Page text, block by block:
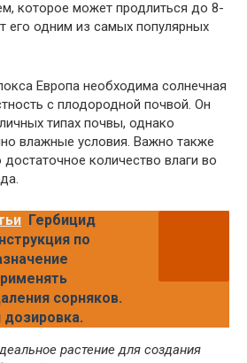
которое может продлиться до 8-
его одним из самых популярных
Европа необходима солнечная
с плодородной почвой. Он
типах почвы, однако
влажные условия. Важно также
количество влаги во
Гербицид
по
сорняков.
растение для создания